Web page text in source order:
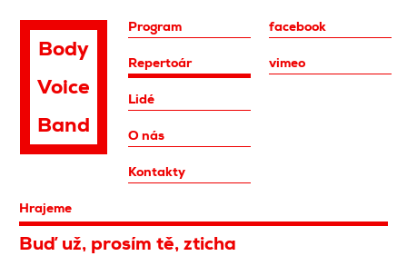
Body
Voice
Band
Program
Repertoár
Lidé
O nás
Kontakty
facebook
vimeo
Hrajeme
Buď už, prosím tě, zticha